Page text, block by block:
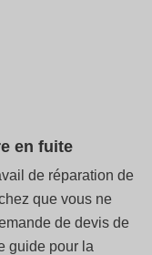
en fuite
de réparation de
que vous ne
de devis de
guide pour la